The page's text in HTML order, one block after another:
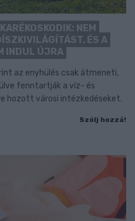
NEM
ÉS A
INDUL ÚJRA
az enyhülés csak átmeneti,
fenntartják a víz- és
hozott városi intézkedéseket.
Szólj hozzá!